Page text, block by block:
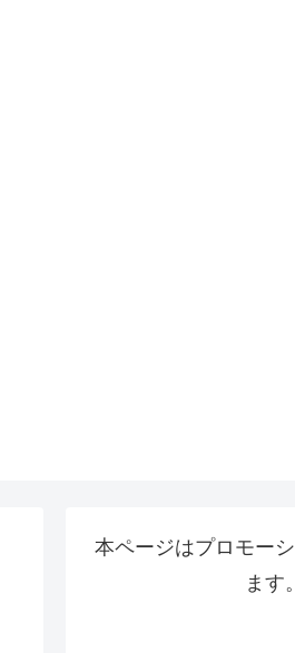
本ページはプロモー
ます。